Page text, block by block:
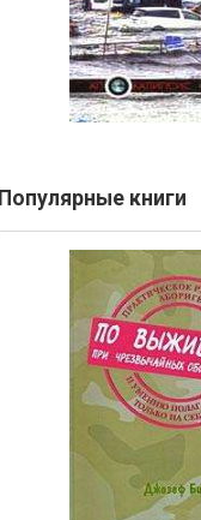
Популярные книги